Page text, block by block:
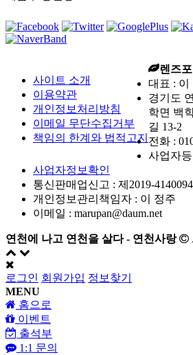
사이트 소개
이용약관
개인정보처리방침
이메일 무단수집거부
책임의 한계와 법적고지
렌즈
대표 : 이
경기도
학면 백
길 13-2
전화 :
사업자
사업자정보확인
통신판매업신고 : 제2019-
개인정보관리책임자 : 이 정주
이메일 : marupan@daum.net
연천에 나고 연천을 살다 - 연천사랑
로그인 회원가입 정보찾기
MENU
홈으로
이벤트
출석부
1:1 문의